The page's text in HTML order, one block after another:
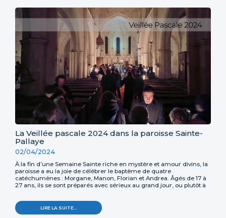
La Veillée pascale 2024 dans la paroisse Sainte-
Pallaye
02/04/2024
À la fin d’une Semaine Sainte riche en mystère et amour divins, la
paroisse a eu la joie de célébrer le baptême de quatre
catéchumènes : Morgane, Manon, Florian et Andrea. Âgés de 17 à
27 ans, ils se sont préparés avec sérieux au grand jour, ou plutôt à
Une assemblée nombreuse était venue célébrer avec eux la
victoire de la Résurrection. Le temps le permettant, le feu nouveau
a pu être allumé sur le parvis. La coupure de l’éclairage publique
LA
VEILLÉE
LIRE LA SUITE…